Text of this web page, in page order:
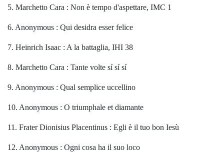
5. Marchetto Cara : Non è tempo d'aspettare, IMC 1
6. Anonymous : Qui desidra esser felice
7. Heinrich Isaac : A la battaglia, IHI 38
8. Marchetto Cara : Tante volte sí sí sí
9. Anonymous : Qual semplice uccellino
10. Anonymous : O triumphale et diamante
11. Frater Dionisius Placentinus : Egli è il tuo bon Iesù
12. Anonymous : Ogni cosa ha il suo loco